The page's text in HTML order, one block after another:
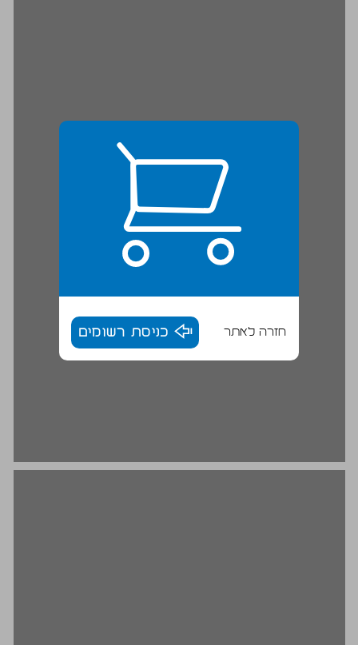
חזרה לאתר כניסת רשומים